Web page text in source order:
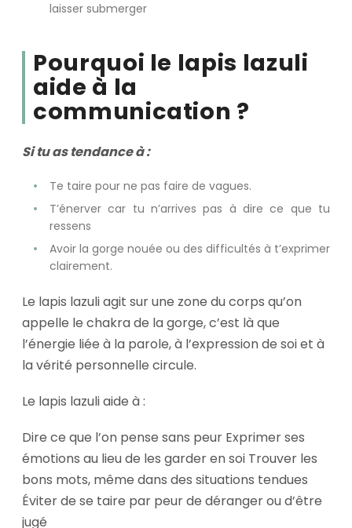
laisser submerger
Pourquoi le lapis lazuli
aide à la
communication ?
Si tu as tendance à :
Te taire pour ne pas faire de vagues.
T’énerver car tu n’arrives pas à dire ce que tu
ressens
Avoir la gorge nouée ou des difficultés à t’exprimer
clairement.
Le lapis lazuli agit sur une zone du corps qu’on
appelle le chakra de la gorge, c’est là que
l’énergie liée à la parole, à l’expression de soi et à
la vérité personnelle circule.
Le lapis lazuli aide à :
Dire ce que l’on pense sans peur Exprimer ses
émotions au lieu de les garder en soi Trouver les
bons mots, même dans des situations tendues
Éviter de se taire par peur de déranger ou d’être
jugé